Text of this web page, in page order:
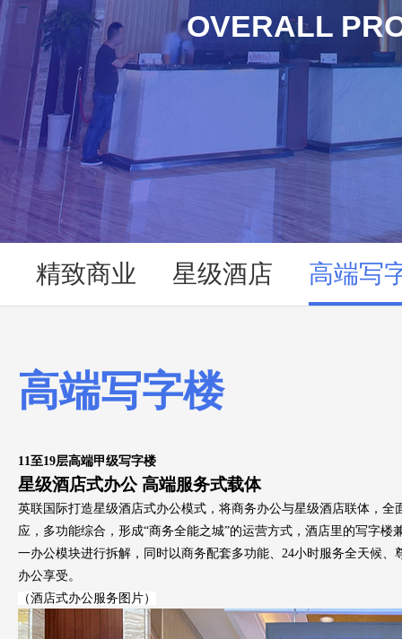
OVERALL
精致商业 星级酒店 高端写
高端写字楼
11至19层高端甲级写字楼
星级酒店式办公 高端服务式载体
英联国际打造星级酒店式办公模式，将商务办公与星级酒店联体，全
应，多功能综合，形成“商务全能之城”的运营方式，酒店里的写字
一办公模块进行拆解 ，同时以商务配套多功能、 24小时服务全天候、
办公享受。
（酒店式办公服务图片）